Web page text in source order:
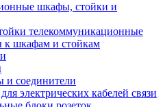
шкафы, стойки и
телекоммуникационные
к шкафам и стойкам
и соединители
электрических кабелей связи